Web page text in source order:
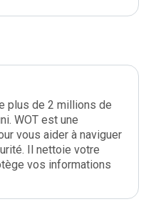
plus de 2 millions de
WOT est une
vous aider à naviguer
Il nettoie votre
vos informations